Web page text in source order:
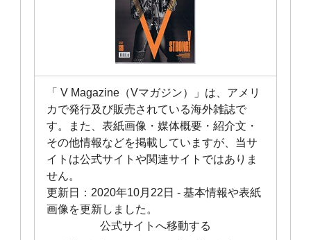
「 V Magazine（Vマガジン）」は、アメリ
カで発行及び販売されている海外雑誌で
す。また、表紙画像・媒体概要・紹介文・
その他情報などを掲載していますが、当サ
イトは公式サイトや関連サイトではありま
せん。
更新日： 2020年10月22日 - 基本情報や表紙
画像を更新しました。
公式サイトへ移動する